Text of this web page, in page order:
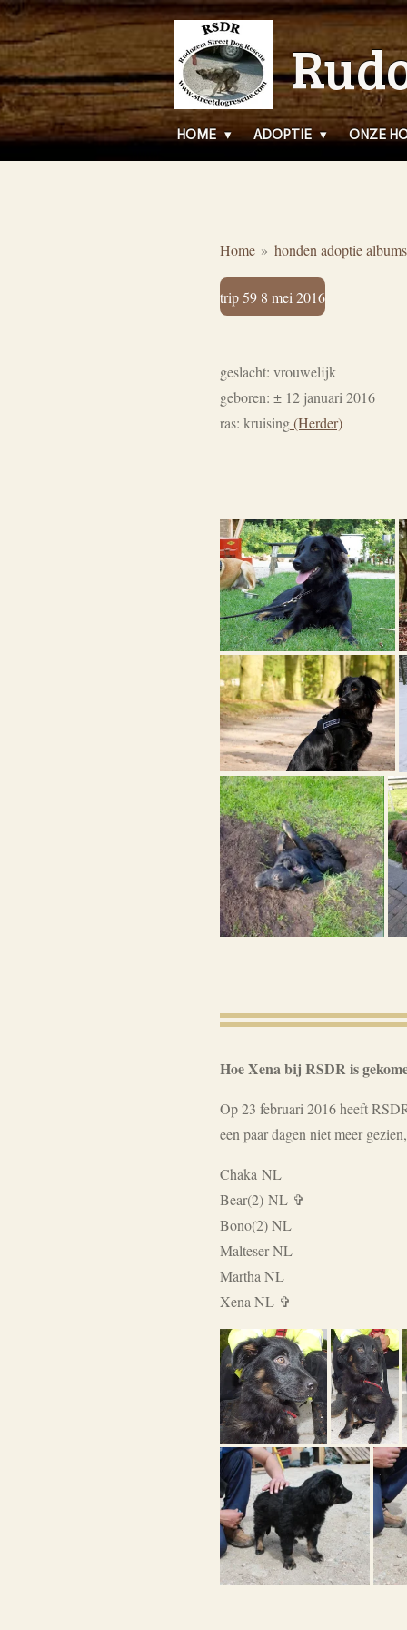
Ga
direct
naar
de
hoofdinhoud
HOME ADOPTIE ONZE
Home » honden adoptie albums
trip 59 8 mei 2016
geslacht: vrouwelijk
geboren: ± 12 januari 2016
ras: kruising(Herder)
Hoe Xena bij RSDR is
Op 23 februari 2016 heeft
een paar dagen niet meer
Chaka NL
Bear(2) NL ✞
Bono(2) NL
Malteser NL
Martha NL
Xena NL ✞